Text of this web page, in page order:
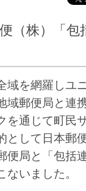
（株）「包
域を網羅しユ
域郵便局と連
を通じて町民
として日本郵
便局と「包括
いました。